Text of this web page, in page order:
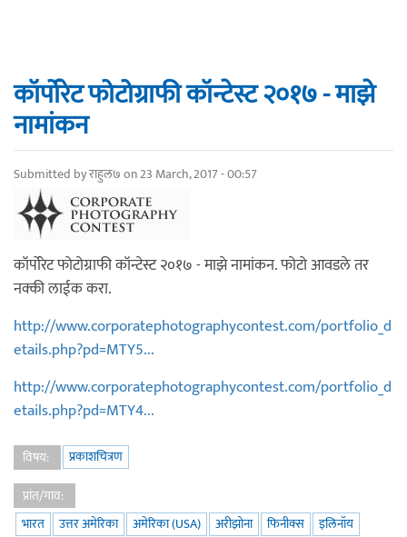
कॉर्पोरेट फोटोग्राफी कॉन्टेस्ट २०१७ - माझे
नामांकन
Submitted byराहुल७on 23 March, 2017 - 00:57
कॉर्पोरेट फोटोग्राफी कॉन्टेस्ट २०१७ - माझे नामांकन. फोटो आवडले तर
नक्की लाईक करा.
http://www.corporatephotographycontest.com/portfolio_d
etails.php?pd=MTY5...
http://www.corporatephotographycontest.com/portfolio_d
etails.php?pd=MTY4...
विषय:
प्रकाशचित्रण
प्रांत/गाव:
भारत
उत्तर अमेरिका अमेरिका (USA) अरीझोना फिनीक्स
इलिनॉय